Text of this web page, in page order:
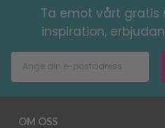
Ta emot vårt gratis
inspiration,
OM OSS